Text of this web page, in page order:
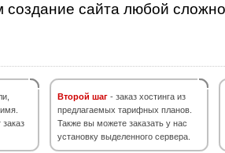
создание сайта любой
Второй шаг - заказ хостинга из
предлагаемых тарифных планов.
Также вы можете заказать у нас
установку выделенного сервера.